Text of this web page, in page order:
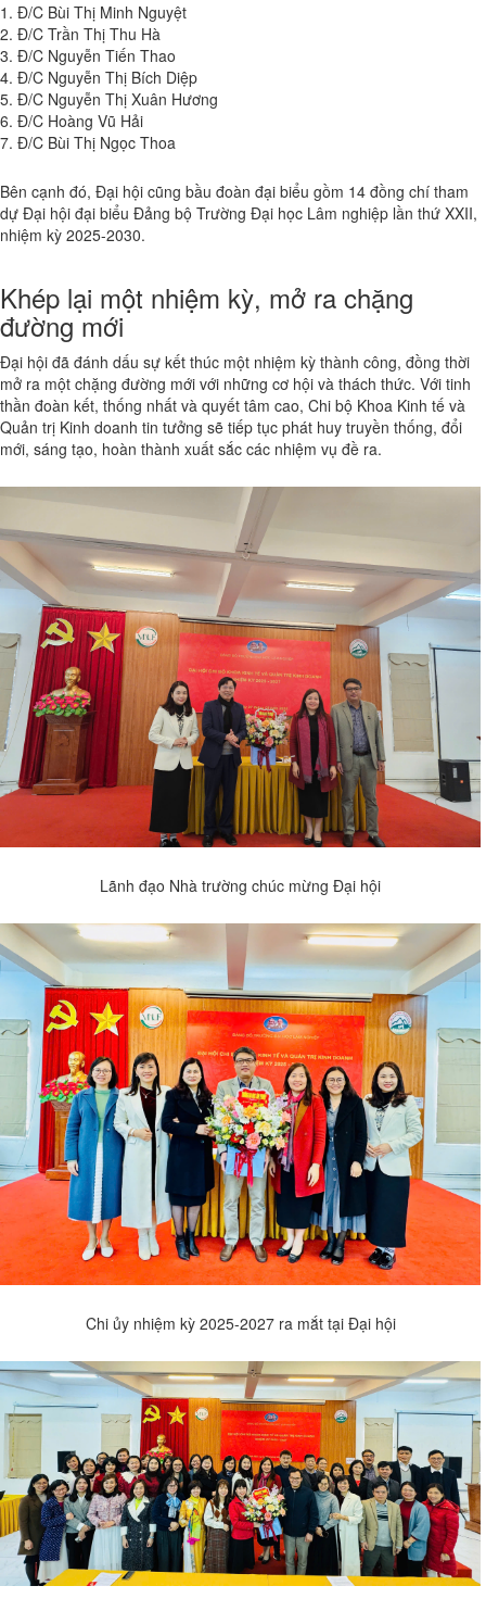
1. Đ/C Bùi Thị Minh Nguyệt
2. Đ/C Trần Thị Thu Hà
3. Đ/C Nguyễn Tiến Thao
4. Đ/C Nguyễn Thị Bích Diệp
5. Đ/C Nguyễn Thị Xuân Hương
6. Đ/C Hoàng Vũ Hải
7. Đ/C Bùi Thị Ngọc Thoa
Bên cạnh đó, Đại hội cũng bầu đoàn đại biểu gồm 14 đồng chí tham
dự Đại hội đại biểu Đảng bộ Trường Đại học Lâm nghiệp lần thứ XXII,
nhiệm kỳ 2025-2030.
Khép lại một nhiệm kỳ, mở ra chặng
đường mới
Đại hội đã đánh dấu sự kết thúc một nhiệm kỳ thành công, đồng thời
mở ra một chặng đường mới với những cơ hội và thách thức. Với tinh
thần đoàn kết, thống nhất và quyết tâm cao, Chi bộ Khoa Kinh tế và
Quản trị Kinh doanh tin tưởng sẽ tiếp tục phát huy truyền thống, đổi
mới, sáng tạo, hoàn thành xuất sắc các nhiệm vụ đề ra.
Lãnh đạo Nhà trường chúc mừng Đại hội
Chi ủy nhiệm kỳ 2025-2027 ra mắt tại Đại hội